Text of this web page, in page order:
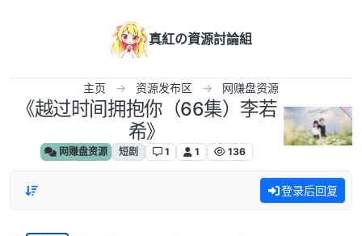
真紅の資源討論組
主页 资源发布区 网赚盘资源
《越过时间拥抱你（66集）李若
希》
网赚盘资源 短剧 1 1 136
登录后回复